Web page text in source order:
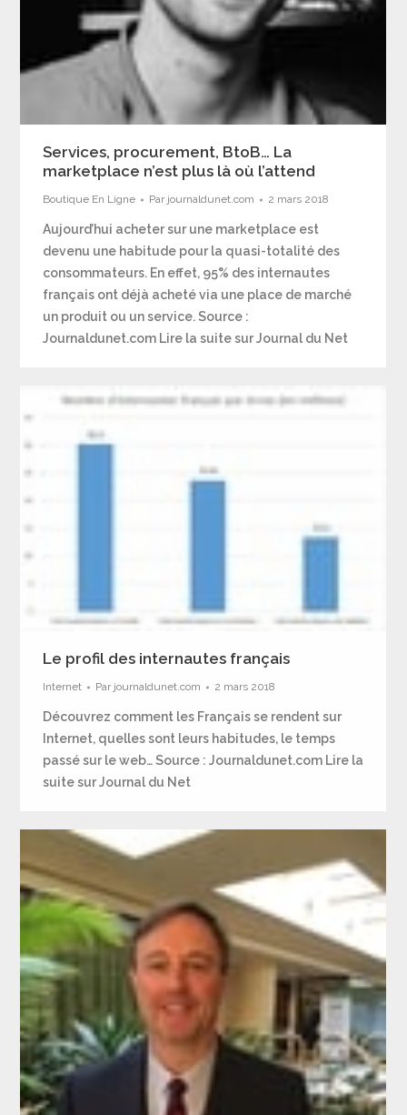
Services, procurement, BtoB… La
marketplace n’est plus là où l’attend
Boutique En Ligne Par journaldunet.com 2 mars 2018
Aujourd’hui acheter sur une marketplace est
devenu une habitude pour la quasi-totalité des
consommateurs. En effet, 95% des internautes
français ont déjà acheté via une place de marché
un produit ou un service. Source :
Journaldunet.com Lire la suite sur Journal du Net
Le profil des internautes français
Internet Par journaldunet.com 2 mars 2018
Découvrez comment les Français se rendent sur
Internet, quelles sont leurs habitudes, le temps
passé sur le web… Source : Journaldunet.com Lire la
suite sur Journal du Net